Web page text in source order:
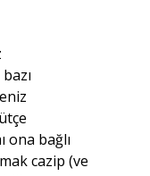
ona bağlı
cazip (ve